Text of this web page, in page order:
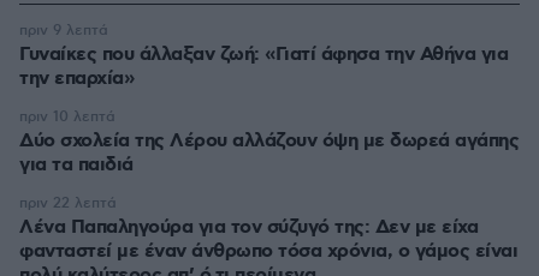
Γυναίκες που άλλαξαν ζωή: «Γιατί άφησα την Αθήνα για
την επαρχία»
πριν 9 λεπτά
Δύο σχολεία της Λέρου αλλάζουν όψη με δωρεά αγάπης
για τα παιδιά
πριν 10 λεπτά
Λένα Παπαληγούρα για τον σύζυγό της: Δεν με είχα
φανταστεί με έναν άνθρωπο τόσα χρόνια, ο γάμος είναι
πριν 22 λεπτά